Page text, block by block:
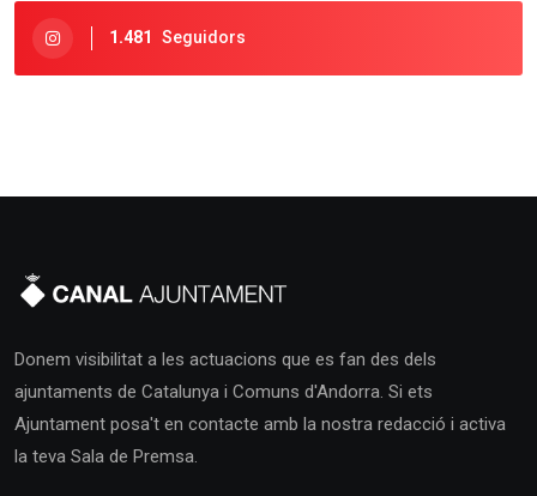
1.481 Seguidors
Donem visibilitat a les actuacions que es fan des dels
ajuntaments de Catalunya i Comuns d'Andorra. Si ets
Ajuntament posa't en contacte amb la nostra redacció i activa
la teva Sala de Premsa.